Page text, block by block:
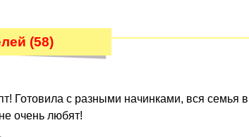
(58)
Готовила с разными начинками, вся семья
очень любят!